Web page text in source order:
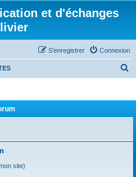
et d'échanges
Connexion
S’enregistrer
site)